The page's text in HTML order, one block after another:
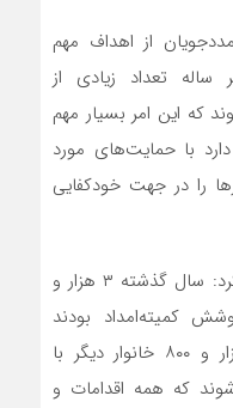
از اهداف مهم
ساله تعداد زیادی از
که این امر بسیار مهم
با حمایت‌های مورد
را در جهت خودکفایی
مدیرکل کمیته‌امداد لرستان عنوان کرد: سال گذشته ۳ هزار و
کمیته‌امداد بودند
خودکفا شدند و امسال هم ۳ هزار و ۸۰۰ خانوار دیگر با
که همه اقدامات و